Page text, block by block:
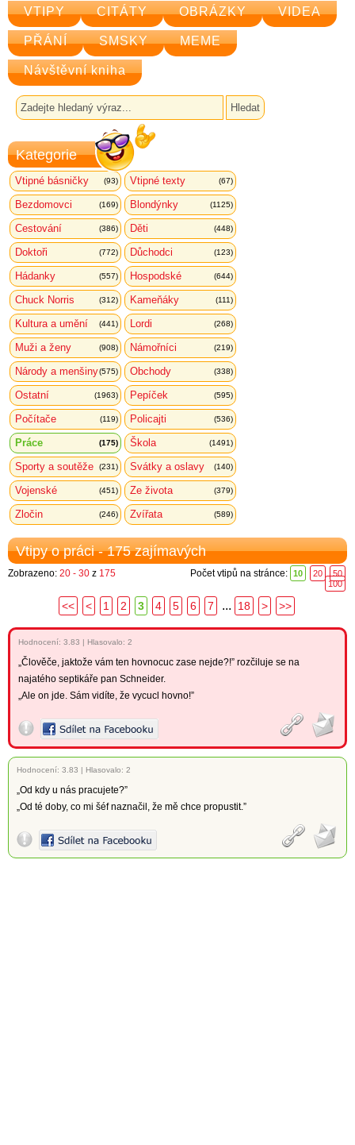
VTIPY CITÁTY OBRÁZKY VIDEA
PŘÁNÍ SMSKY MEME
Návštěvní kniha
Kategorie
Vtipné básničky (93) Vtipné texty (67)
Bezdomovci (169) Blondýnky (1125)
Cestování (386) Děti (448)
Doktoři (772) Důchodci (123)
Hádanky (557) Hospodské (644)
Chuck Norris (312) Kameňáky (111)
Kultura a umění (441) Lordi (268)
Muži a ženy (908) Námořníci (219)
Národy a menšiny(575) Obchody (338)
Ostatní (1963) Pepíček (595)
Počítače (119) Policajti (536)
Práce (175) Škola (1491)
Sporty a soutěže (231) Svátky a oslavy (140)
Vojenské (451) Ze života (379)
Zločin (246) Zvířata (589)
Vtipy o práci - 175 zajímavých
Zobrazeno: 20 - 30 z 175 Počet vtipů na stránce: 10 20
50
100
<< < 1 2 3 4 5 6 7 ... 18 > >>
Hodnocení: 3.83 | Hlasovalo: 2
„Člověče, jaktože vám ten hovnocuc zase nejde?!” rozčiluje se na
najatého septikáře pan Schneider.
„Ale on jde. Sám vidíte, že vycucl hovno!”
Hodnocení: 3.83 | Hlasovalo: 2
„Od kdy u nás pracujete?”
„Od té doby, co mi šéf naznačil, že mě chce propustit.”